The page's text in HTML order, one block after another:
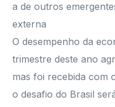
a de outros
externa
O desempenho da
trimestre deste ano
mas foi recebida com
o desafio do Brasil